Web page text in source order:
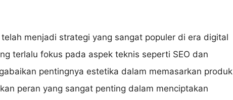
menjadi strategi yang sangat populer di era digital
terlalu fokus pada aspek teknis seperti SEO dan
pentingnya estetika dalam memasarkan produk
peran yang sangat penting dalam menciptakan